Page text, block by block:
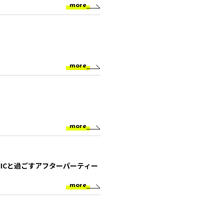
more
more
more
と過ごすアフターパーティー
more